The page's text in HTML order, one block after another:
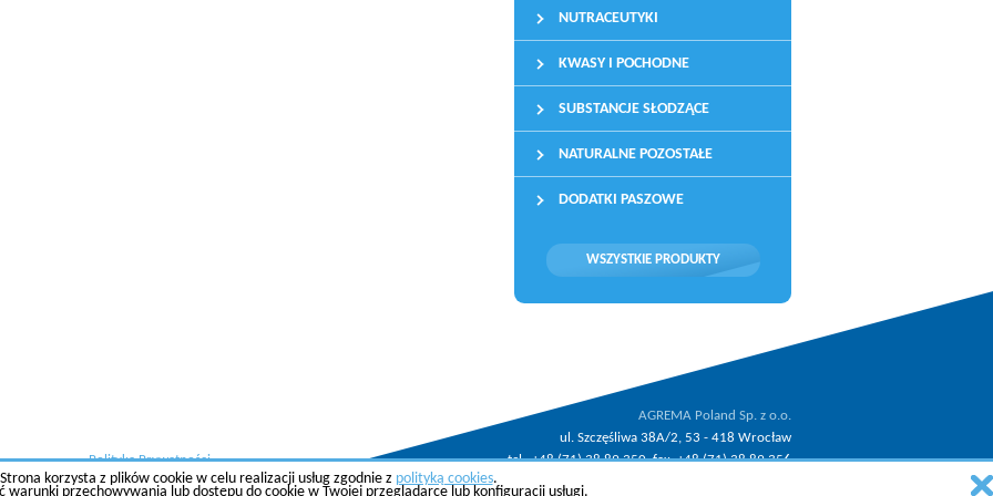
NUTRACEUTYKI
KWASY I POCHODNE
SUBSTANCJE SŁODZĄCE
NATURALNE POZOSTAŁE
DODATKI PASZOWE
WSZYSTKIE PRODUKTY
Polityka Prywatności
AGREMA Poland Sp. z o.o.
ul. Szczęśliwa 38A/2, 53 - 418 Wrocław
tel.: +48 (71) 38 89 350, fax: +48 (71) 38 89 356
Strona korzysta z plików cookie w celu realizacji usług zgodnie z polityką cookies.
warunki przechowywania lub dostępu do cookie w Twojej przeglądarce lub konfiguracji usługi.